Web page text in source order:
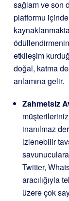
sağlam ve son
platformu
etkileşim
doğal, katma
anlamına gelir.
Zahmetsiz
inanılmaz
izlenebilir
Twitter,
aracılığıyla
üzere çok